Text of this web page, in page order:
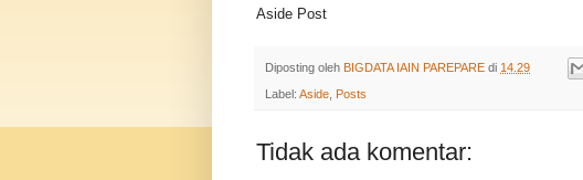
Aside Post
Diposting oleh BIGDATA IAIN PAREPARE di 14.29
Label: Aside Posts
Tidak ada komentar: